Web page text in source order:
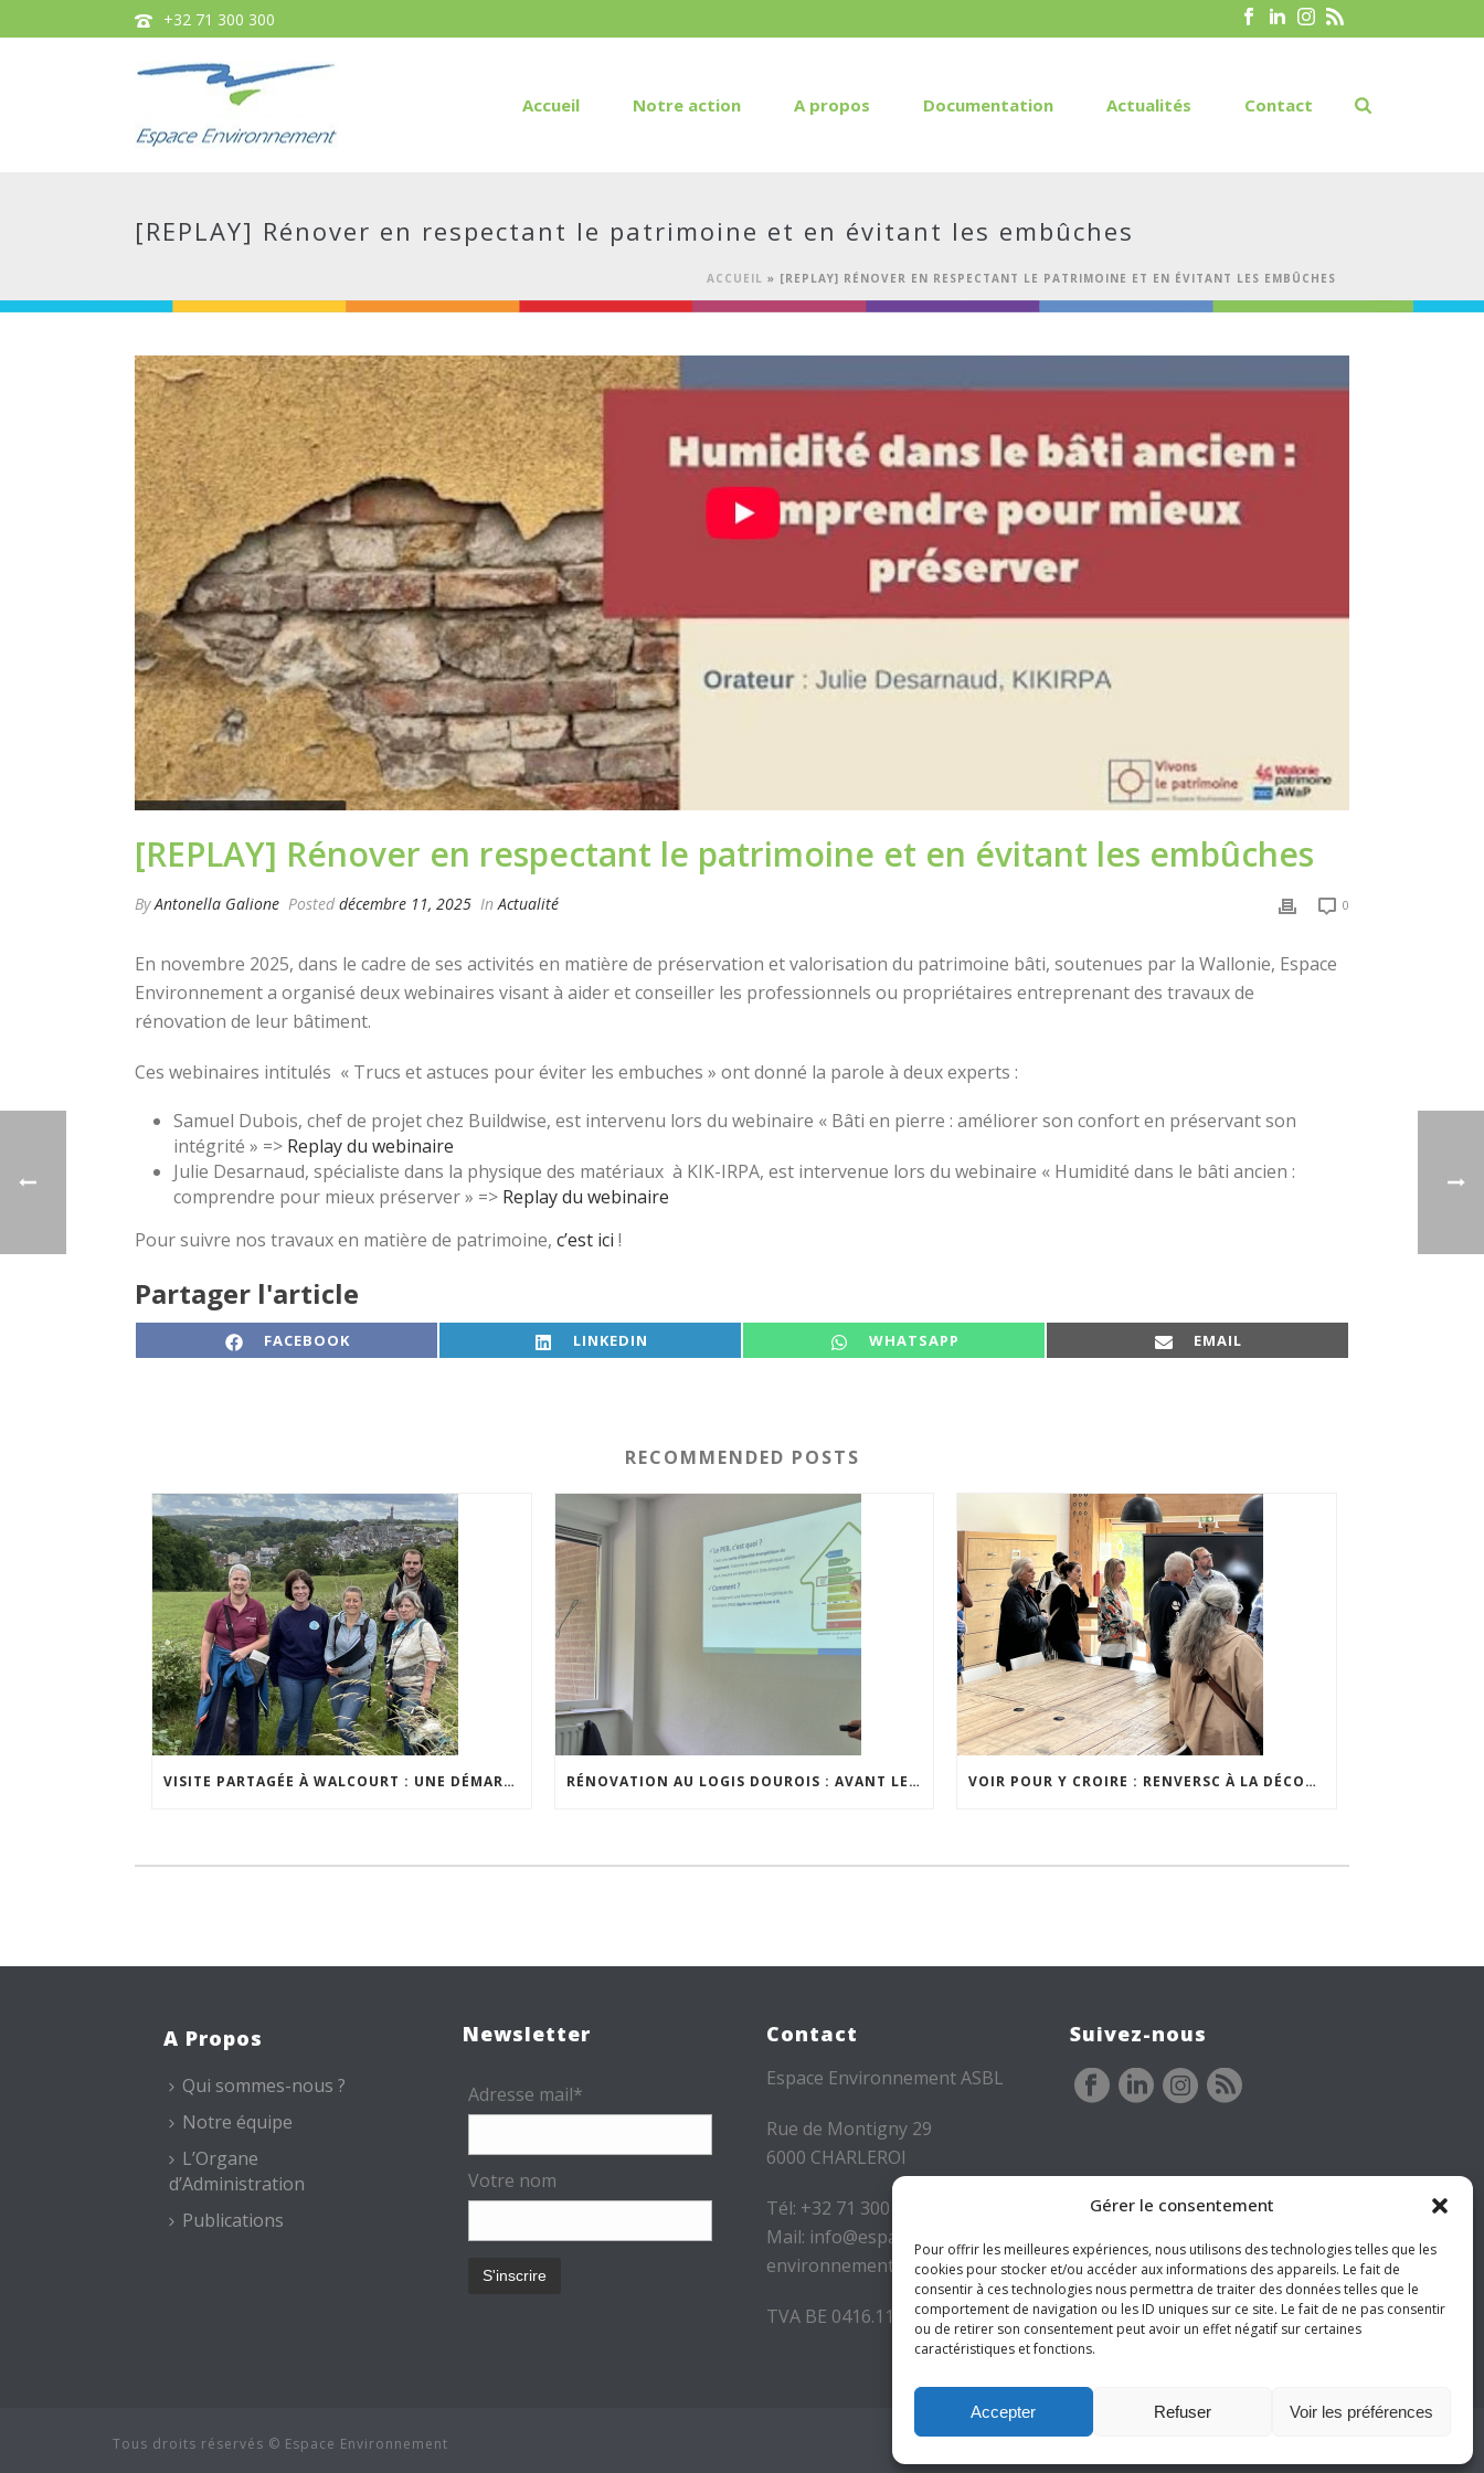
Gérer le consentement
Pour offrir les meilleures expériences, nous utilisons des technologies telles que les
cookies pour stocker et/ou accéder aux informations des appareils. Le fait de
consentir à ces technologies nous permettra de traiter des données telles que le
comportement de navigation ou les ID uniques sur ce site. Le fait de ne pas consentir
ou de retirer son consentement peut avoir un effet négatif sur certaines
caractéristiques et fonctions.
Accepter Refuser Voir les préférences
+32 71 300 300
Accueil Notre action A propos Documentation Actualités Contact
[REPLAY] Rénover en respectant le patrimoine et en évitant les embûches
ACCUEIL » [REPLAY] RÉNOVER EN RESPECTANT LE PATRIMOINE ET EN ÉVITANT LES EMBÛCHES
[REPLAY] Rénover en respectant le patrimoine et en évitant les embûches
ByAntonella Galione Posted décembre 11, 2025 InActualité 0
En novembre 2025, dans le cadre de ses activités en matière de préservation et valorisation du patrimoine bâti, soutenues par la Wallonie, Espace
Environnement a organisé deux webinaires visant à aider et conseiller les professionnels ou propriétaires entreprenant des travaux de
rénovation de leur bâtiment.
Ces webinaires intitulés « Trucs et astuces pour éviter les embuches » ont donné la parole à deux experts :
Samuel Dubois, chef de projet chez Buildwise, est intervenu lors du webinaire « Bâti en pierre : améliorer son confort en préservant son
intégrité » => Replay du webinaire
Julie Desarnaud, spécialiste dans la physique des matériaux à KIK-IRPA, est intervenue lors du webinaire « Humidité dans le bâti ancien :
comprendre pour mieux préserver » => Replay du webinaire
Pour suivre nos travaux en matière de patrimoine, c’est ici !
Partager l'article
SHARE ON
FACEBOOK SHARE ON
LINKEDIN SHARE ON
WHATSAPP SHARE ON
EMAIL
RECOMMENDED POSTS
VISITE PARTAGÉE À WALCOURT : UNE DÉMARCHE PARTICIPATIVE ANIMÉE PAR ESPACE ENVIRONNEMENT RÉNOVATION AU LOGIS DOUROIS : AVANT LE CHANTIER, LE DIALOGUE AVEC LES HABITANTS VOIR POUR Y CROIRE : RENVERSC À LA DÉCOUVERTE DE RÉALISATIONS INSPIRANTES
A Propos
Qui sommes-nous ?
Notre équipe
L’Organe
d’Administration
Publications
Newsletter
Adresse mail*
Votre nom
Contact
Espace Environnement ASBL
Rue de Montigny 29
6000 CHARLEROI
Tél: +32 71 300 300
Mail: info@espace-
environnement.be
TVA BE 0416.116.340
Suivez-nous
Tous droits réservés © Espace Environnement